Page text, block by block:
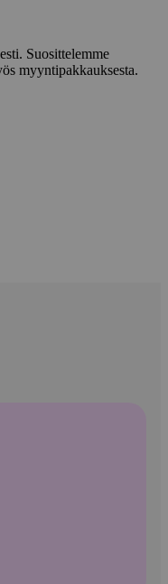
Suosittelemme
myyntipakkauksesta.